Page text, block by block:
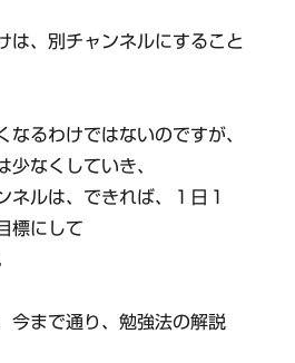
は、別チャンネルにすること
なるわけではないのですが、
少なくしていき、
ネルは、できれば、１日１
標にして
今まで通り、勉強法の解説